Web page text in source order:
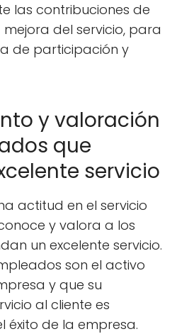
las contribuciones de
del servicio, para
de participación y
y valoración
que
servicio
actitud en el servicio
y valora a los
un excelente servicio.
son el activo
y que su
al cliente es
de la empresa.